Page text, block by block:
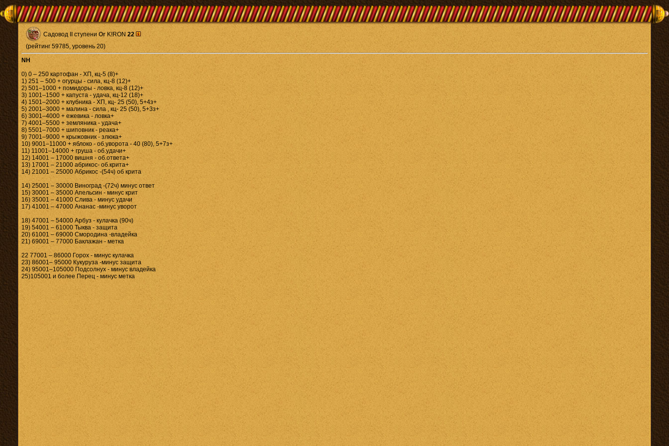
Садовод II ступени Or K!RON 22
(рейтинг 59785, уровень 20)
NH
0) 0 – 250 картофан - ХП, кц-5 (8)+
1) 251 – 500 + огурцы - сила, кц-8 (12)+
2) 501–1000 + помидоры - ловка, кц-8 (12)+
3) 1001–1500 + капуста - удача, кц-12 (18)+
4) 1501–2000 + клубника - ХП, кц- 25 (50), 5+4з+
5) 2001–3000 + малина - сила , кц- 25 (50), 5+3з+
6) 3001–4000 + ежевика - ловка+
7) 4001–5500 + земляника - удача+
8) 5501–7000 + шиповник - реака+
9) 7001–9000 + крыжовник - злюка+
10) 9001–11000 + яблоко - об.уворота - 40 (80), 5+7з+
11) 11001–14000 + груша - об.удачи+
12) 14001 – 17000 вишня - об.ответа+
13) 17001 – 21000 абрикос- об.крита+
14) 21001 – 25000 Абрикос -(54ч) об крита
14) 25001 – 30000 Виноград -(72ч) минус ответ
15) 30001 – 35000 Апельсин - минус крит
16) 35001 – 41000 Слива - минус удачи
17) 41001 – 47000 Ананас -минус уворот
18) 47001 – 54000 Арбуз - кулачка (90ч)
19) 54001 – 61000 Тыква - защита
20) 61001 – 69000 Смородина -владейка
21) 69001 – 77000 Баклажан - метка
22 77001 – 86000 Горох - минус кулачка
23) 86001– 95000 Кукуруза -минус защита
24) 95001–105000 Подсолнух - минус владейка
25)105001 и более Перец - минус метка